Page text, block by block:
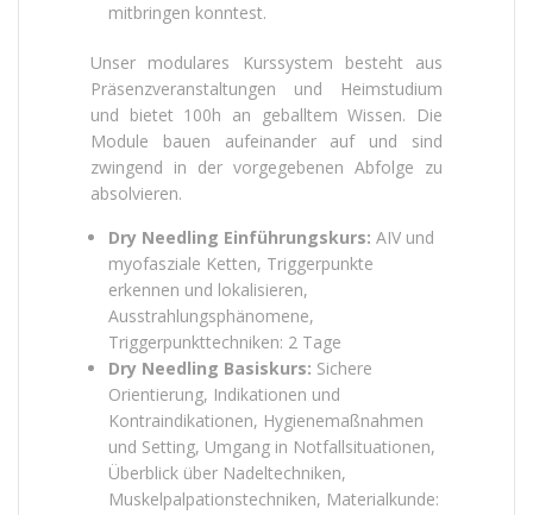
mitbringen konntest.
Unser modulares Kurssystem besteht aus
Präsenzveranstaltungen und Heimstudium
und bietet 100h an geballtem Wissen. Die
Module bauen aufeinander auf und sind
zwingend in der vorgegebenen Abfolge zu
absolvieren.
Dry Needling Einführungskurs: AIV und
myofasziale Ketten, Triggerpunkte
erkennen und lokalisieren,
Ausstrahlungsphänomene,
Triggerpunkttechniken: 2 Tage
Dry Needling Basiskurs: Sichere
Orientierung, Indikationen und
Kontraindikationen, Hygienemaßnahmen
und Setting, Umgang in Notfallsituationen,
Überblick über Nadeltechniken,
Muskelpalpationstechniken, Materialkunde: